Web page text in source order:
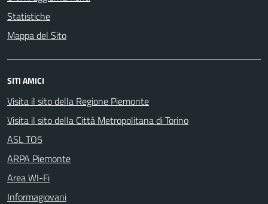
Statistiche
Mappa del Sito
SITI AMICI
Visita il sito della Regione Piemonte
Visita il sito della Città Metropolitana di Torino
ASL TO5
ARPA Piemonte
Area WI-Fi
Informagiovani